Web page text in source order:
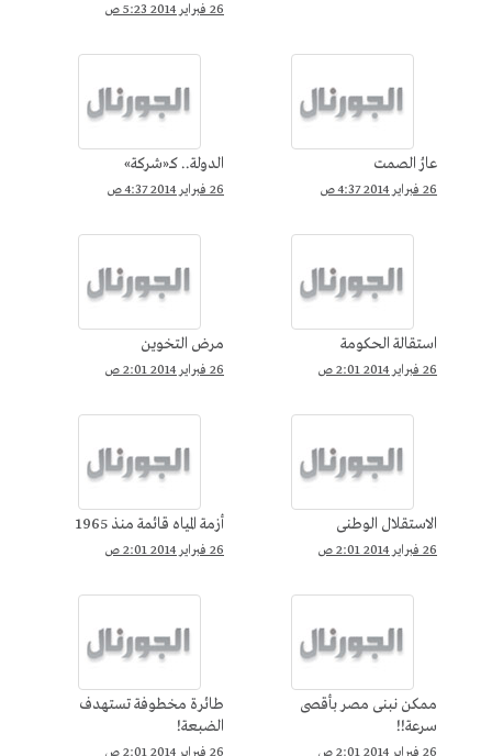
26 فبراير 2014 5:23 ص
عارُ الصمت
26 فبراير 2014 4:37 ص
‫الدولة.. كـ«شركة‬»
26 فبراير 2014 4:37 ص
استقالة الحكومة
26 فبراير 2014 2:01 ص
مرض التخوين
26 فبراير 2014 2:01 ص
الاستقلال الوطنى
26 فبراير 2014 2:01 ص
أزمة المياه قائمة منذ 1965
26 فبراير 2014 2:01 ص
ممكن نبنى مصر بأقصى
سرعة!!
26 فبراير 2014 2:01 ص
طائرة مخطوفة تستهدف
الضبعة!
26 فبراير 2014 2:01 ص